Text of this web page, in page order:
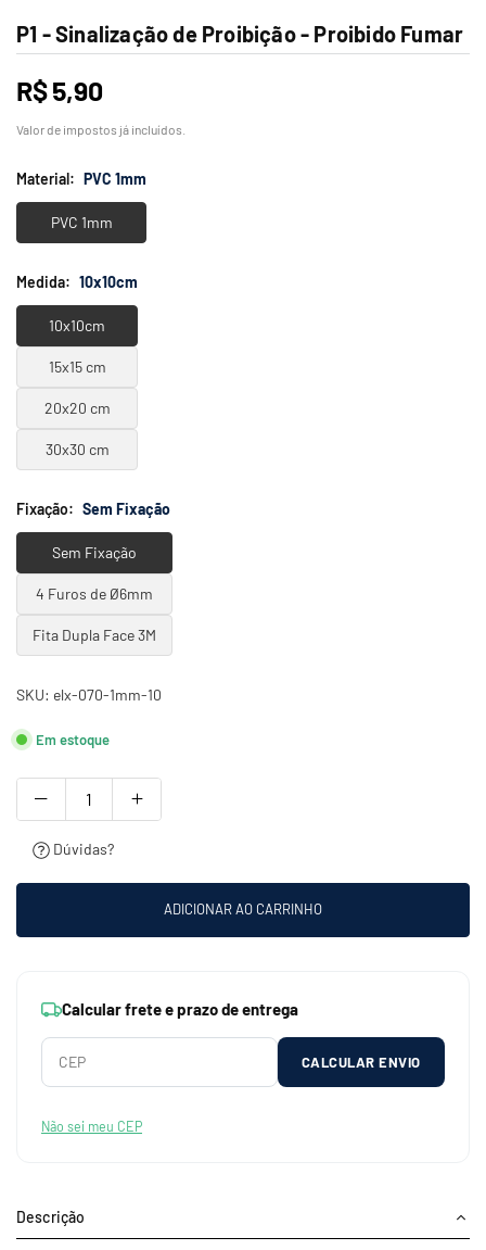
P1 - Sinalização de Proibição - Proibido Fumar
Preço
normal
R$ 5,90
Valor de impostos já incluídos.
Material: PVC 1mm
PVC 1mm
Medida: 10x10cm
10x10cm
15x15 cm
20x20 cm
30x30 cm
Fixação: Sem Fixação
Sem Fixação
4 Furos de Ø6mm
Fita Dupla Face 3M
SKU: elx-070-1mm-10
Em estoque
Dúvidas?
ADICIONAR AO CARRINHO
Calcular frete e prazo de entrega
CALCULAR ENVIO
Não sei meu CEP
Descrição